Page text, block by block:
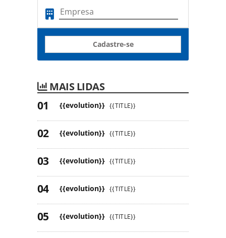
Cadastre-se
MAIS LIDAS
{{evolution}} {{TITLE}}
{{evolution}} {{TITLE}}
{{evolution}} {{TITLE}}
{{evolution}} {{TITLE}}
{{evolution}} {{TITLE}}